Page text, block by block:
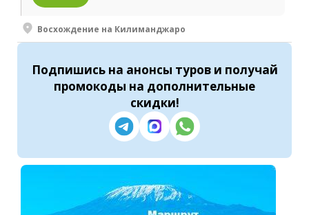
Восхождение на Килиманджаро
Подпишисьна анонсы туров и получай
промокоды на дополнительные
скидки!